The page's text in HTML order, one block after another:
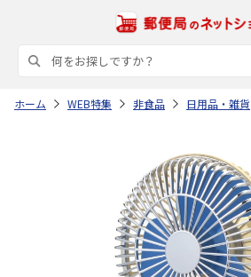
ホーム WEB特集 非食品 日用品・雑貨